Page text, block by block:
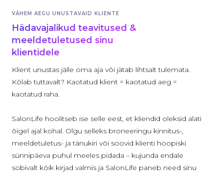
VÄHEM AEGU UNUSTAVAID KLIENTE
Hädavajalikud teavitused &
meeldetuletused sinu
klientidele
Klient unustas jälle oma aja või jätab lihtsalt tulemata.
Kõlab tuttavalt? Kaotatud klient = kaotatud aeg =
kaotatud raha.
SalonLife hoolitseb ise selle eest, et kliendid oleksid alati
õigel ajal kohal. Olgu selleks broneeringu kinnitus-,
meeldetuletus- ja tänukiri või soovid klienti hoopiski
sünnipäeva puhul meeles pidada – kujunda endale
sobivalt kõik kirjad valmis ja SalonLife paneb need sinu